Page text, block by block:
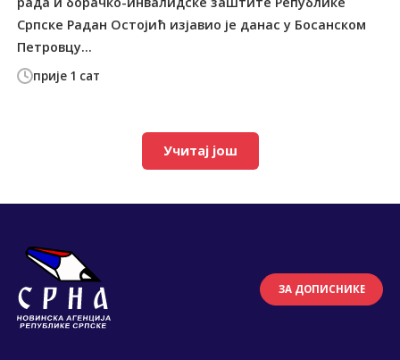
прије 1 сат
Српске Радан Остојић изјавио је данас у Босанском
Петровцу...
Учитај још
ЗА ДОПИСНИКЕ